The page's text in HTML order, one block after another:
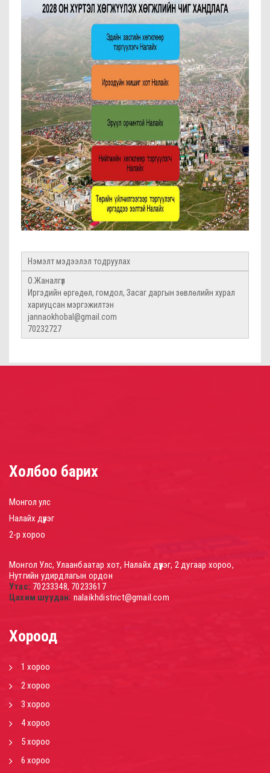
Нэмэлт мэдээлэл тодруулах
О.Жаналгүл
Иргэдийн өргөдөл, гомдол, Засаг даргын зөвлөлийн хурал
хариуцсан мэргэжилтэн
jannaokhobal@gmail.com
70232727
Холбоо барих
Монгол улс
Налайх дүүрэг
2-р хороо
Монгол Улс, Улаанбаатар хот, Налайх дүүрэг, 2 дугаар хороо,
Нутгийн удирдлагын ордон
Утас: 70233348, 70233617
Цахим шуудан: nalaikhdistrict@gmail.com
Хороод
1 хороо
2 хороо
3 хороо
4 хороо
5 хороо
6 хороо